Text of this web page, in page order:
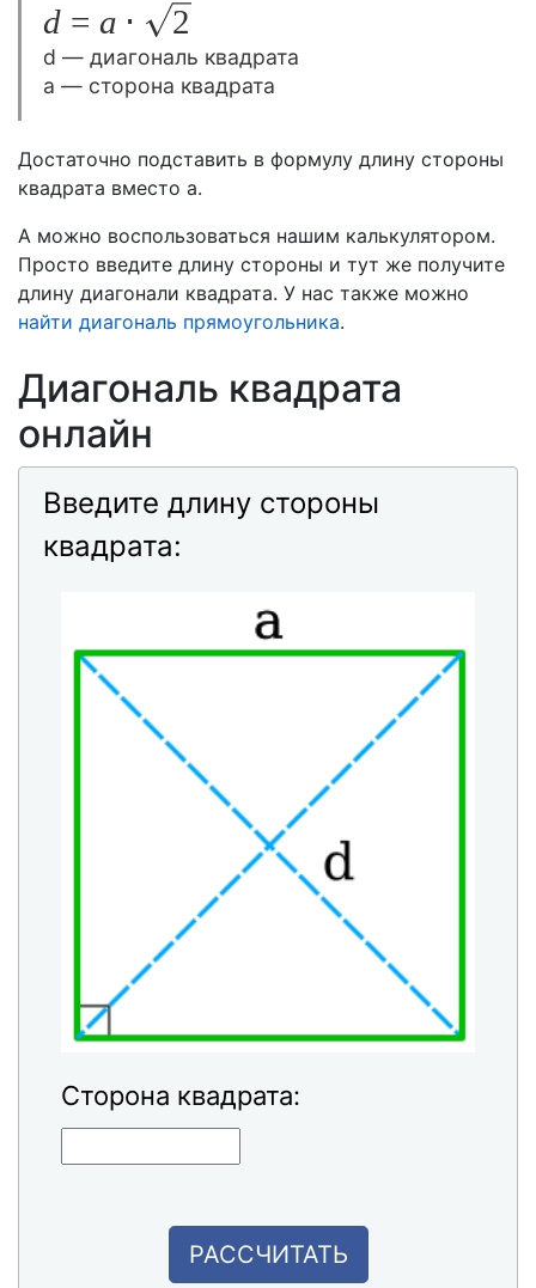
d=a
\cdot
\sqrt{2}
d = a ⋅ 2
d — диагональ квадрата
a — сторона квадрата
Достаточно подставить в формулу длину стороны
квадрата вместо a.
А можно воспользоваться нашим калькулятором.
Просто введите длину стороны и тут же получите
длину диагонали квадрата. У нас также можно
найти диагональ прямоугольника.
Диагональ квадрата
онлайн
Введите длину стороны
квадрата:
Сторона квадрата:
РАССЧИТАТЬ